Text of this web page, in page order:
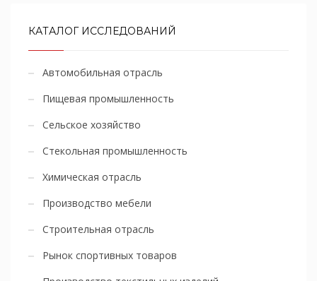
КАТАЛОГ ИССЛЕДОВАНИЙ
Автомобильная отрасль
Пищевая промышленность
Сельское хозяйство
Стекольная промышленность
Химическая отрасль
Производство мебели
Строительная отрасль
Рынок спортивных товаров